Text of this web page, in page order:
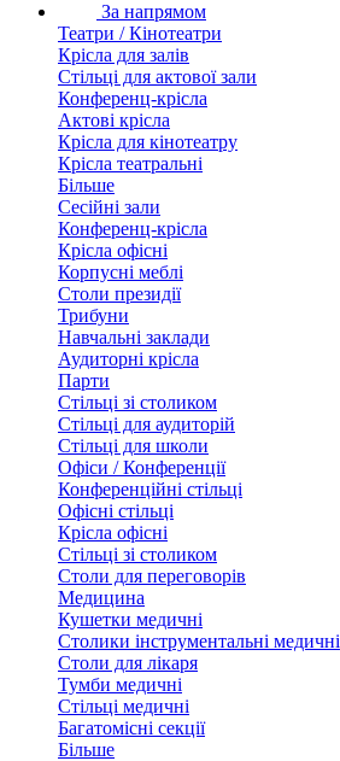
За напрямом
Театри / Кінотеатри
Крісла для залів
Стільці для актової зали
Конференц-крісла
Актові крісла
Крісла для кінотеатру
Крісла театральні
Більше
Сесійні зали
Конференц-крісла
Крісла офісні
Корпусні меблі
Столи президії
Трибуни
Навчальні заклади
Аудиторні крісла
Парти
Стільці зі столиком
Стільці для аудиторій
Стільці для школи
Офіси / Конференції
Конференційні стільці
Офісні стільці
Крісла офісні
Стільці зі столиком
Столи для переговорів
Медицина
Кушетки медичні
Столики інструментальні медичні
Столи для лікаря
Тумби медичні
Стільці медичні
Багатомісні секції
Більше